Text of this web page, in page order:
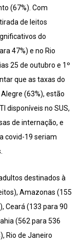
(67%). Com
de leitos
do
47%) e no Rio
25 de outubro e 1º
que as taxas do
(63%), estão
disponíveis no SUS,
de internação, e
covid-19 seriam
destinados à
Amazonas (155
Ceará (133 para 90
(562 para 536
Rio de Janeiro